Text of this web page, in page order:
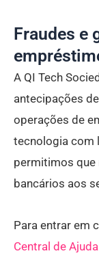
Fraudes e
A QI Tech
antecipações
operações de
tecnologia com
permitimos
bancários aos
Para entrar em
Central de Ajuda